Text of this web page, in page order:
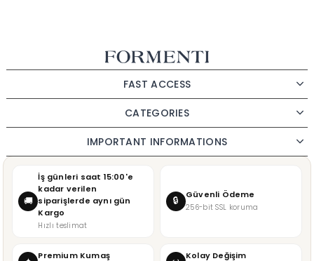
FAST ACCESS
CATEGORIES
IMPORTANT INFORMATIONS
🚚
İş günleri saat 15:00'e
kadar verilen
siparişlerde aynı gün
Kargo
Hızlı teslimat
🔒 Güvenli Ödeme
256-bit SSL koruma
Premium Kumaş Kolay Değişim